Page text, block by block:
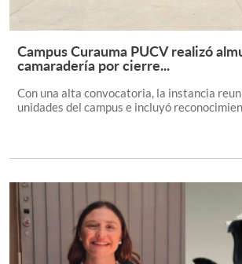
Campus Curauma PUCV realizó
camaradería por cierre...
Con una alta convocatoria, la instancia
unidades del campus e incluyó